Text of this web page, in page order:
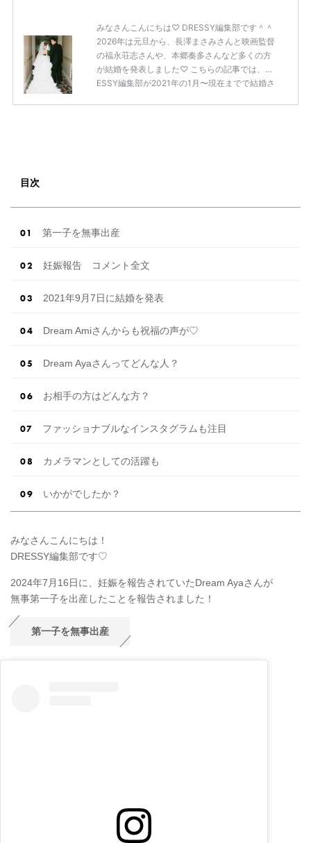
みなさんこんにちは♡ DRESSY編集部です＾＾
2026年は元旦から、長澤まさみさんと映画監督
の福永荘志さんや、本郷奏多さんなど多くの方
が結婚を発表しました♡ こちらの記事では、DR
ESSY編集部が2021年の1月〜現在までで結婚さ
目次
第一子を無事出産
妊娠報告 コメント全文
2021年9月7日に結婚を発表
Dream Amiさんからも祝福の声が♡
Dream Ayaさんってどんな人？
お相手の方はどんな方？
ファッショナブルなインスタグラムも注目
カメラマンとしての活躍も
いかがでしたか？
みなさんこんにちは！
DRESSY編集部です♡
2024年7月16日に、妊娠を報告されていたDream Ayaさんが
無事第一子を出産したことを報告されました！
第一子を無事出産